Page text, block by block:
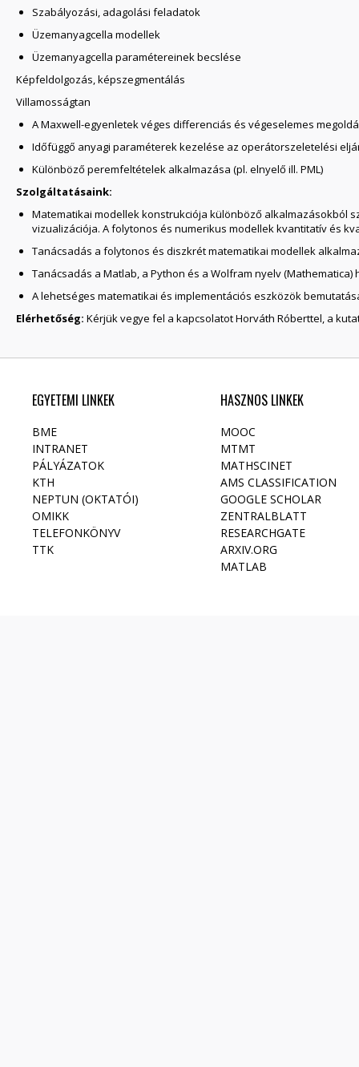
Szabályozási, adagolási feladatok
Üzemanyagcella modellek
Üzemanyagcella paramétereinek becslése
Képfeldolgozás, képszegmentálás
Villamosságtan
A Maxwell-egyenletek véges differenciás és végeselemes
Időfüggő anyagi paraméterek kezelése az operátorszeletelési
Különböző peremfeltételek alkalmazása (pl. elnyelő ill. PML)
Szolgáltatásaink:
Matematikai modellek konstrukciója különböző alkalmazásokból
vizualizációja. A folytonos és numerikus modellek kvantitatív és
Tanácsadás a folytonos és diszkrét matematikai modellek
Tanácsadás a Matlab, a Python és a Wolfram nyelv
A lehetséges matematikai és implementációs eszközök
Elérhetőség: Kérjük vegye fel a kapcsolatot Horváth Róberttel, a
EGYETEMI LINKEK
BME
INTRANET
PÁLYÁZATOK
KTH
NEPTUN (OKTATÓI)
OMIKK
TELEFONKÖNYV
TTK
HASZNOS LINKEK
MOOC
MTMT
MATHSCINET
AMS CLASSIFICATION
GOOGLE SCHOLAR
ZENTRALBLATT
RESEARCHGATE
ARXIV.ORG
MATLAB